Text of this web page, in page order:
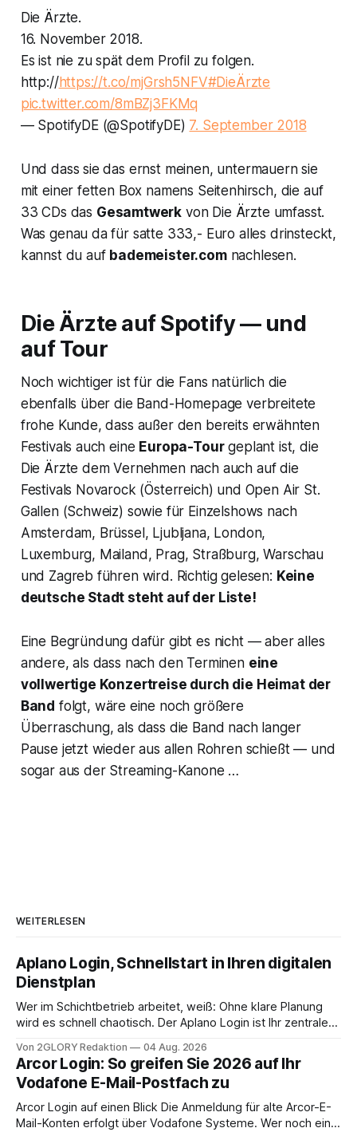
Die Ärzte.
16. November 2018.
Es ist nie zu spät dem Profil zu folgen.
http://https://t.co/mjGrsh5NFV#DieÄrzte
pic.twitter.com/8mBZj3FKMq
— SpotifyDE (@SpotifyDE) 7. September 2018
Und dass sie das ernst meinen, untermauern sie
mit einer fetten Box namens Seitenhirsch, die auf
33 CDs das Gesamtwerk von Die Ärzte umfasst.
Was genau da für satte 333,- Euro alles drinsteckt,
kannst du auf bademeister.com nachlesen.
Die Ärzte auf Spotify — und
auf Tour
Noch wichtiger ist für die Fans natürlich die
ebenfalls über die Band-Homepage verbreitete
frohe Kunde, dass außer den bereits erwähnten
Festivals auch eine Europa-Tourgeplant ist, die
Die Ärzte dem Vernehmen nach auch auf die
Festivals Novarock (Österreich) und Open Air St.
Gallen (Schweiz) sowie für Einzelshows nach
Amsterdam, Brüssel, Ljubljana, London,
Luxemburg, Mailand, Prag, Straßburg, Warschau
und Zagreb führen wird. Richtig gelesen: Keine
deutsche Stadt steht auf der Liste!
Eine Begründung dafür gibt es nicht — aber alles
andere, als dass nach den Terminen eine
vollwertige Konzertreise durch die Heimat der
Band folgt, wäre eine noch größere
Überraschung, als dass die Band nach langer
Pause jetzt wieder aus allen Rohren schießt — und
sogar aus der Streaming-Kanone …
WEITERLESEN
Aplano Login, Schnellstart in Ihren digitalen
Dienstplan
Wer im Schichtbetrieb arbeitet, weiß: Ohne klare Planung
wird es schnell chaotisch. Der Aplano Login ist Ihr zentraler
abwesenheiten und die gesamte kommunikation rund um
Ihr personal digital zu organisieren. In diesem Leitfaden
erfahren Sie alles, was Sie für einen reibungslosen Einstieg
brauchen, von der Registrierung
Von 2GLORY Redaktion 04 Aug. 2026
Arcor Login: So greifen Sie 2026 auf Ihr
Vodafone E-Mail-Postfach zu
Arcor Login auf einen Blick Die Anmeldung für alte Arcor-E-
Mail-Konten erfolgt über Vodafone Systeme. Wer noch eine